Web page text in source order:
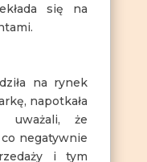
się na
na rynek
napotkała
że
negatywnie
i tym